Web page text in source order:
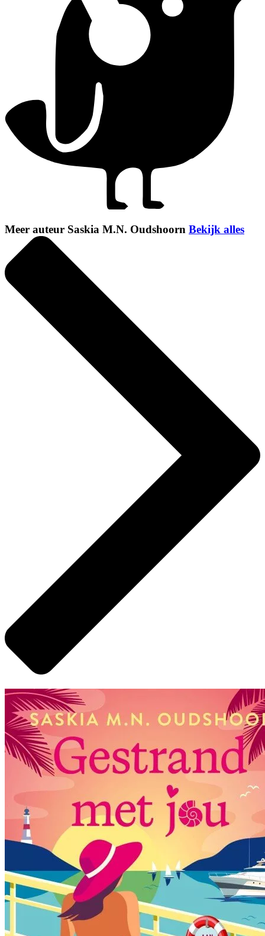
Meer auteur Saskia M.N. Oudshoorn Bekijk alles